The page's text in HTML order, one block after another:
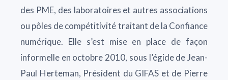
des PME, des laboratoires et autres associations
ou pôles de compétitivité traitant de la Confiance
numérique. Elle s’est mise en place de façon
informelle en octobre 2010, sous l’égide de Jean-
Paul Herteman, Président du GIFAS et de Pierre